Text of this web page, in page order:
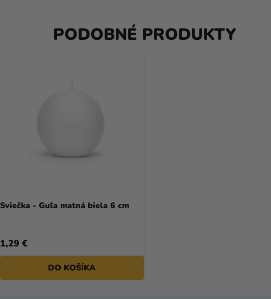
PODOBNÉ PRODUKTY
Sviečka - Guľa matná biela 6 cm
1,29 €
DO KOŠÍKA